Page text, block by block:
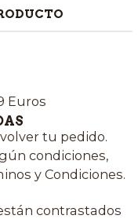
Euros
tu pedido.
condiciones,
y Condiciones.
contrastados